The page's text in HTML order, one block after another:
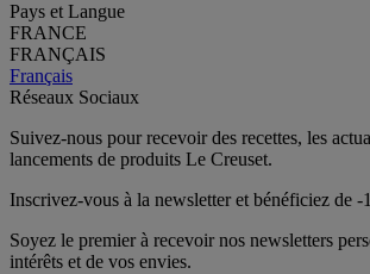
Pays et Langue
FRANCE
FRANÇAIS
Français
Réseaux Sociaux
Suivez-nous pour recevoir des recettes, les
lancements de produits Le Creuset.
Inscrivez-vous à la newsletter et bénéficiez de
Soyez le premier à recevoir nos newsletters
intérêts et de vos envies.